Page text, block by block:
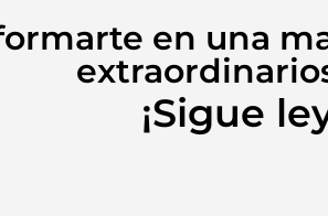
en una
¡Sigue